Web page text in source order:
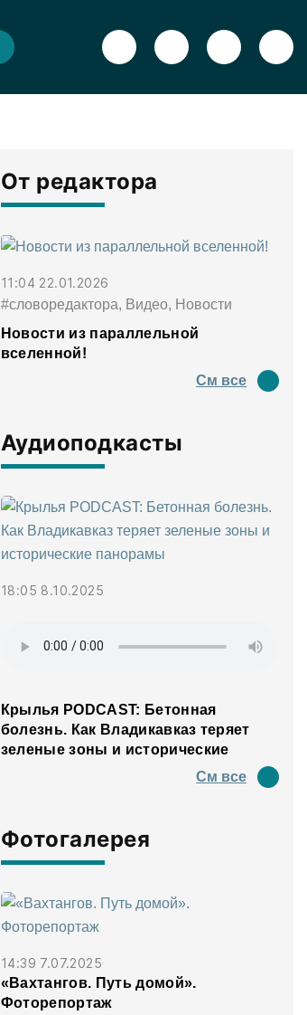
От редактора
11:04 22.01.2026
#словоредактора, Видео, Новости
Новости из параллельной
вселенной!
См все
Аудиоподкасты
18:05 8.10.2025
Крылья PODCAST: Бетонная
болезнь. Как Владикавказ теряет
зеленые зоны и исторические
См все
Фотогалерея
14:39 7.07.2025
«Вахтангов. Путь домой».
Фоторепортаж